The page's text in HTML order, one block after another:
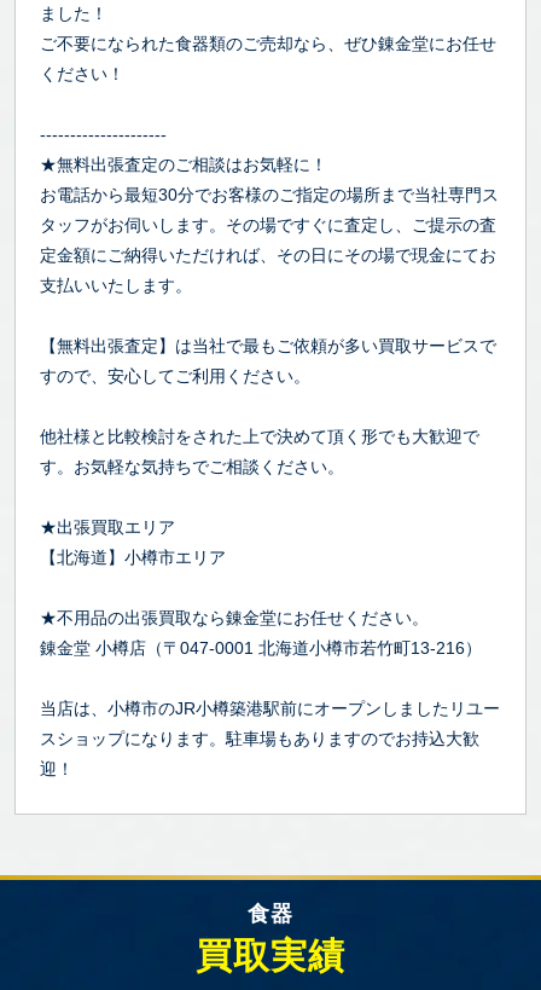
ました！
ご不要になられた食器類のご売却なら、ぜひ錬金堂にお任せ
ください！
---------------------
★無料出張査定のご相談はお気軽に！
お電話から最短30分でお客様のご指定の場所まで当社専門ス
タッフがお伺いします。その場ですぐに査定し、ご提示の査
定金額にご納得いただければ、その日にその場で現金にてお
支払いいたします。
【無料出張査定】は当社で最もご依頼が多い買取サービスで
すので、安心してご利用ください。
他社様と比較検討をされた上で決めて頂く形でも大歓迎で
す。お気軽な気持ちでご相談ください。
★出張買取エリア
【北海道】小樽市エリア
★不用品の出張買取なら錬金堂にお任せください。
錬金堂 小樽店（〒047-0001 北海道小樽市若竹町13-216）
当店は、小樽市のJR小樽築港駅前にオープンしましたリユー
スショップになります。駐車場もありますのでお持込大歓
迎！
食器
買取実績